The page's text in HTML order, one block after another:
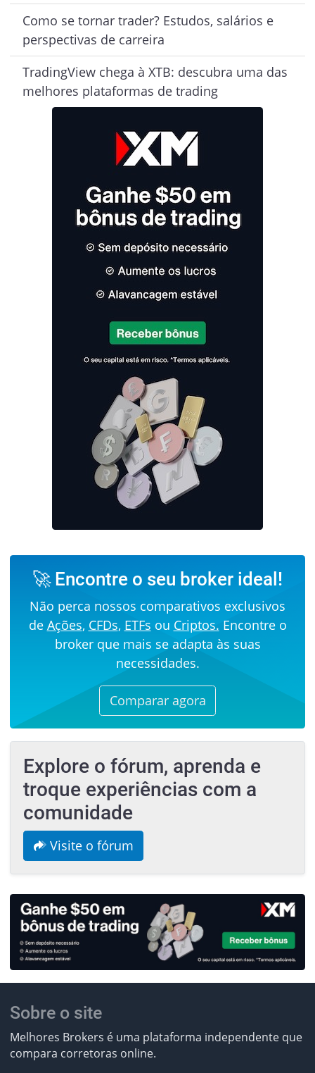
Como se tornar trader? Estudos, salários e
perspectivas de carreira
TradingView chega à XTB: descubra uma das
melhores plataformas de trading
🚀 Encontre o seu broker ideal!
Não perca nossos comparativos exclusivos
de Ações, CFDs, ETFs ou Criptos. Encontre o
broker que mais se adapta às suas
necessidades.
Comparar agora
Explore o fórum, aprenda e
troque experiências com a
comunidade
Visite o fórum
Sobre o site
Melhores Brokers é uma plataforma independente que
compara corretoras online.